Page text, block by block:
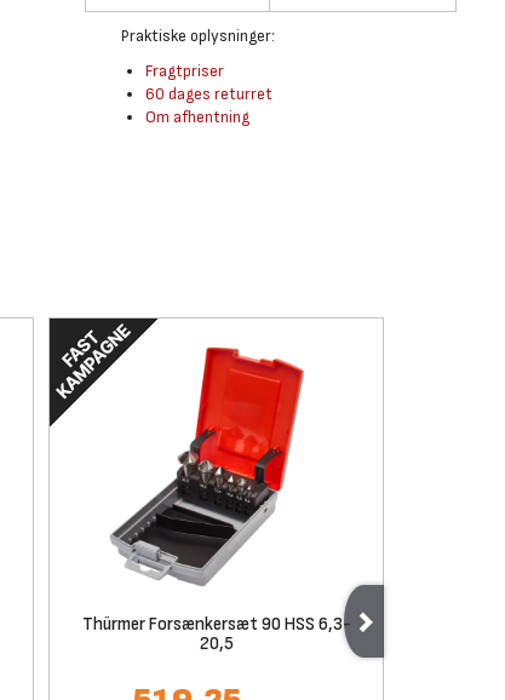
Praktiske oplysninger:
Fragtpriser
60 dages returret
Om afhentning
Thürmer Forsænkersæt 90 HSS 6,3-
20,5